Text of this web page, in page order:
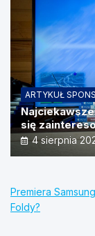
ARTYKUŁ
się
4 sierpnia
Premiera
Foldy?